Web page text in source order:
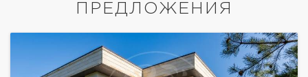
ПРЕДЛОЖЕНИЯ